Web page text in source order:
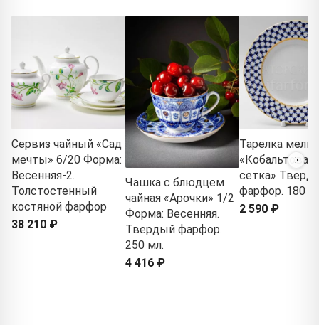
Сервиз чайный «Сад
мечты» 6/20 Форма:
Весенняя-2.
Толстостенный
костяной фарфор
38 210 ₽
Чашка с блюдцем
чайная «Арочки» 1/2
Форма: Весенняя.
Твердый фарфор.
250 мл.
4 416 ₽
Тарелка
«Кобальтовая
сетка»
фарфор. 180
2 590 ₽